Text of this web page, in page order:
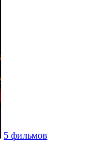
5 фильмов